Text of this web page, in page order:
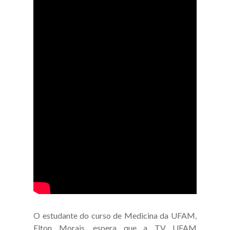
O estudante do curso de Medicina da UFAM,
Elton Morais, espera que a TV UFAM